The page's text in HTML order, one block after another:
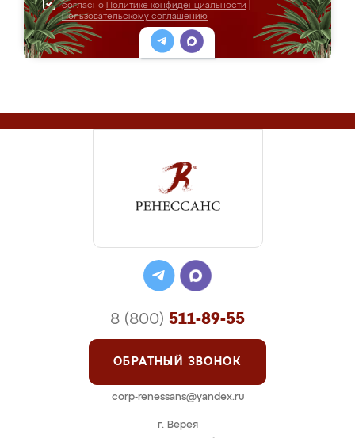
согласно Политике конфиденциальности
Пользовательскому соглашению
г. Верея
8 (800) 511-89-55
ОБРАТНЫЙ ЗВОНОК
corp-renessans@yandex.ru